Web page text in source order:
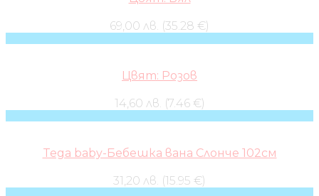
69,00 лв. (35.28 €)
Цвят: Розов
14,60 лв. (7.46 €)
Tega baby-Бебешка вана Слонче 102см
31,20 лв. (15.95 €)